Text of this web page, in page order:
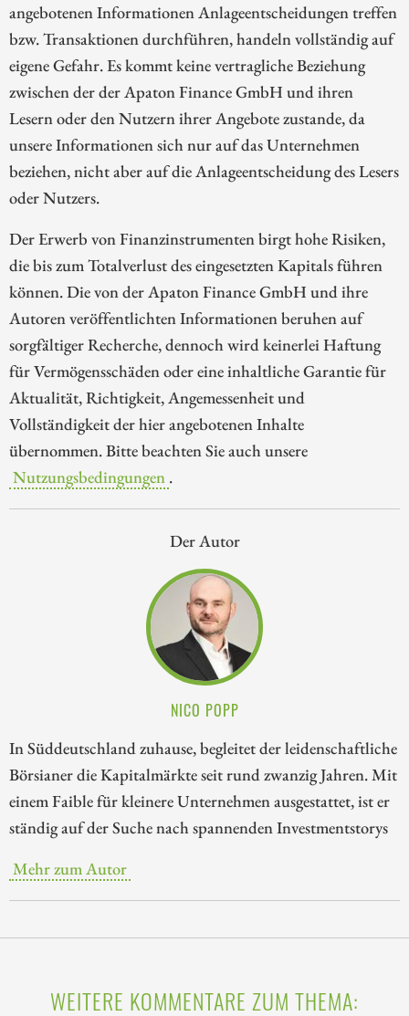
angebotenen Informationen Anlageentscheidungen treffen
bzw. Transaktionen durchführen, handeln vollständig auf
eigene Gefahr. Es kommt keine vertragliche Beziehung
zwischen der der Apaton Finance GmbH und ihren
Lesern oder den Nutzern ihrer Angebote zustande, da
unsere Informationen sich nur auf das Unternehmen
beziehen, nicht aber auf die Anlageentscheidung des Lesers
oder Nutzers.
Der Erwerb von Finanzinstrumenten birgt hohe Risiken,
die bis zum Totalverlust des eingesetzten Kapitals führen
können. Die von der Apaton Finance GmbH und ihre
Autoren veröffentlichten Informationen beruhen auf
sorgfältiger Recherche, dennoch wird keinerlei Haftung
für Vermögensschäden oder eine inhaltliche Garantie für
Aktualität, Richtigkeit, Angemessenheit und
Vollständigkeit der hier angebotenen Inhalte
übernommen. Bitte beachten Sie auch unsere
Nutzungsbedingungen .
Der Autor
NICO POPP
In Süddeutschland zuhause, begleitet der leidenschaftliche
Börsianer die Kapitalmärkte seit rund zwanzig Jahren. Mit
einem Faible für kleinere Unternehmen ausgestattet, ist er
ständig auf der Suche nach spannenden Investmentstorys
Mehr zum Autor
WEITERE KOMMENTARE ZUM THEMA: